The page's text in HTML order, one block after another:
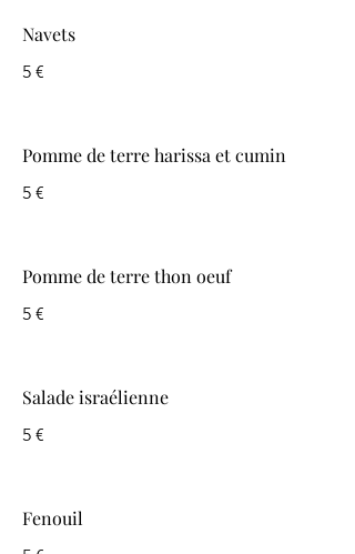
Navets
5 €
Pomme de terre harissa et cumin
5 €
Pomme de terre thon oeuf
5 €
Salade israélienne
5 €
Fenouil